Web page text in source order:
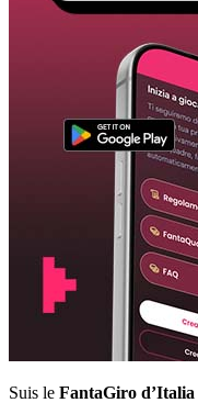
Suis le FantaGiro d’Italia